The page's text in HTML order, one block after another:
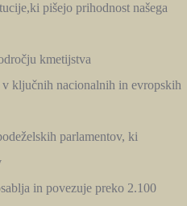
pišejo prihodnost našega
kmetijstva
v ključnih nacionalnih in evropskih
parlamentov, ki
in povezuje preko 2.100